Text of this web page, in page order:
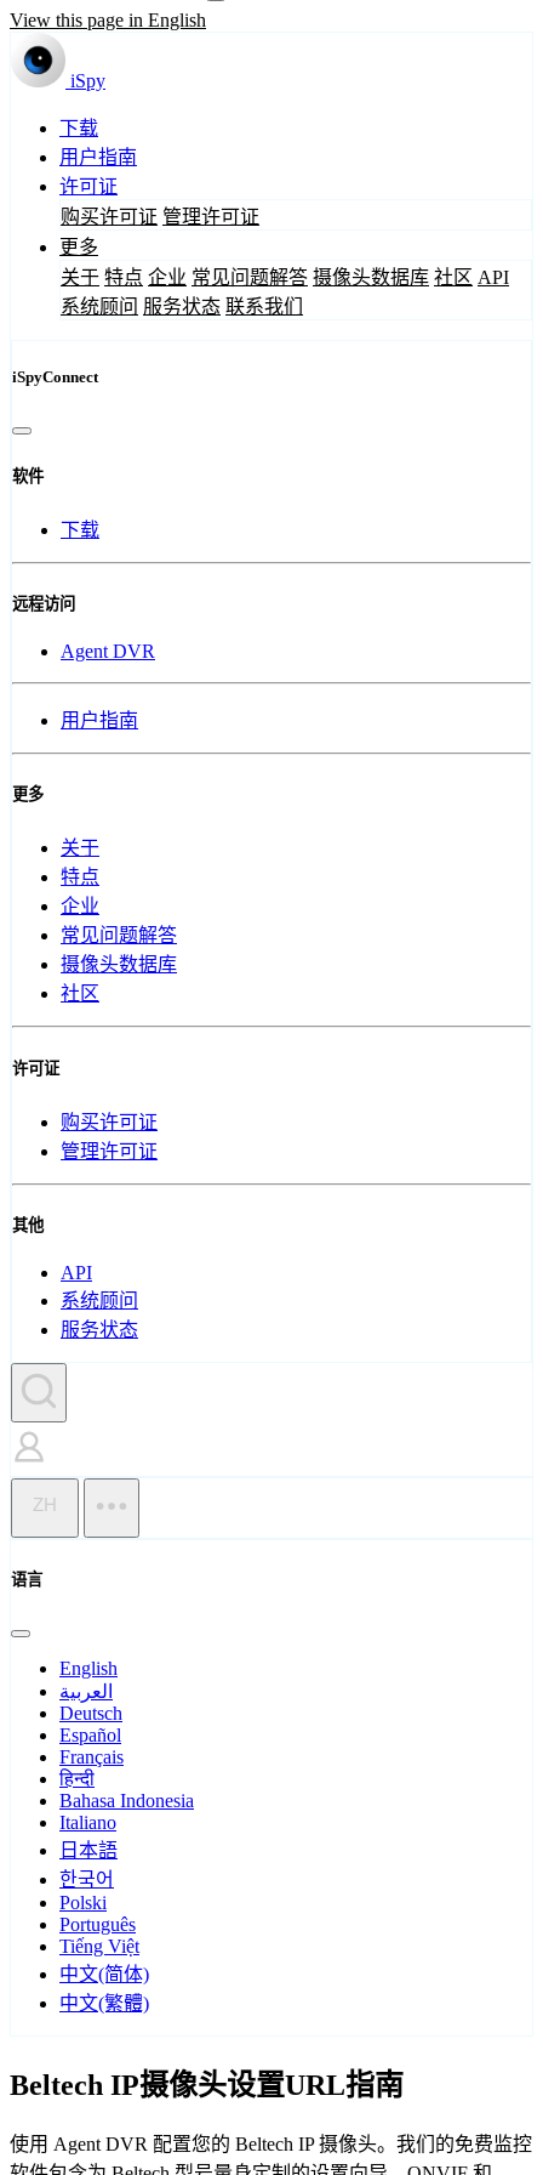
View this page in English
iSpy
下载
用户指南
许可证
购买许可证 管理许可证
更多
关于 特点 企业 常见问题解答 摄像头数据库 社区 API
系统顾问 服务状态 联系我们
iSpyConnect
软件
下载
远程访问
Agent DVR
用户指南
更多
关于
特点
企业
常见问题解答
摄像头数据库
社区
许可证
购买许可证
管理许可证
其他
API
系统顾问
服务状态
ZH
语言
English
العربية
Deutsch
Español
Français
हिन्दी
Bahasa Indonesia
Italiano
日本語
한국어
Polski
Português
Tiếng Việt
中文(简体)
中文(繁體)
Beltech IP摄像头设置URL指南
使用 Agent DVR 配置您的 Beltech IP 摄像头。我们的免费监控